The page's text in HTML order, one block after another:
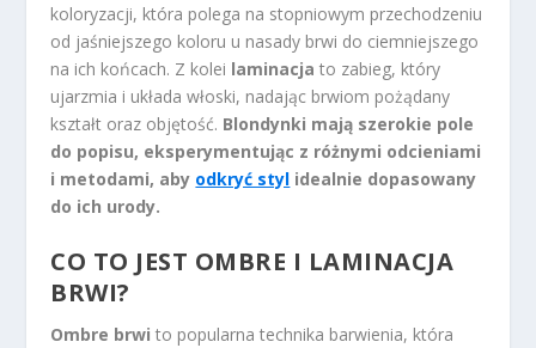
koloryzacji, która polega na stopniowym przechodzeniu
od jaśniejszego koloru u nasady brwi do ciemniejszego
na ich końcach. Z kolei laminacja to zabieg, który
ujarzmia i układa włoski, nadając brwiom pożądany
kształt oraz objętość. Blondynki mają szerokie pole
do popisu, eksperymentując z różnymi odcieniami
i metodami, aby odkryć styl idealnie dopasowany
do ich urody.
CO TO JEST OMBRE I LAMINACJA
BRWI?
Ombre brwi to popularna technika barwienia, która